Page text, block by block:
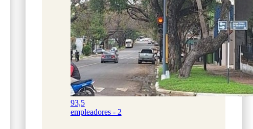
93,5
empleadores - 2